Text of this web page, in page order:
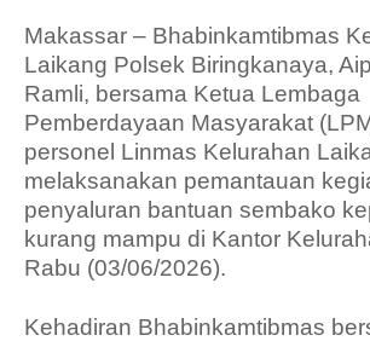
Makassar – Bhabinkamtibmas
Laikang Polsek Biringkanaya,
Ramli, bersama Ketua Lembaga
Pemberdayaan Masyarakat
personel Linmas Kelurahan
melaksanakan pemantauan
penyaluran bantuan sembako
kurang mampu di Kantor
Rabu (03/06/2026).
Kehadiran Bhabinkamtibmas